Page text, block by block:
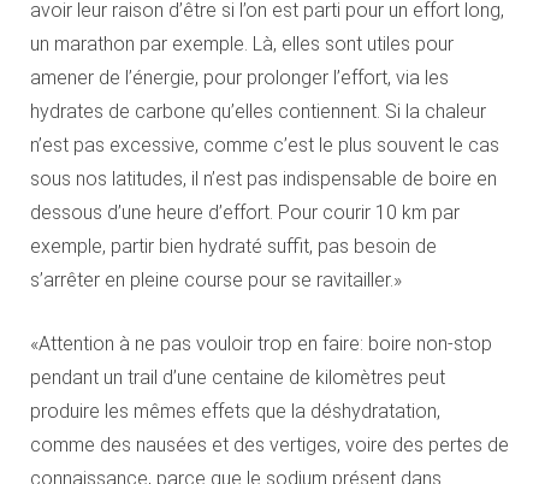
avoir leur raison d’être si l’on est parti pour un effort long,
un marathon par exemple. Là, elles sont utiles pour
amener de l’énergie, pour prolonger l’effort, via les
hydrates de carbone qu’elles contiennent. Si la chaleur
n’est pas excessive, comme c’est le plus souvent le cas
sous nos latitudes, il n’est pas indispensable de boire en
dessous d’une heure d’effort. Pour courir 10 km par
exemple, partir bien hydraté suffit, pas besoin de
s’arrêter en pleine course pour se ravitailler.»
«Attention à ne pas vouloir trop en faire: boire non-stop
pendant un trail d’une centaine de kilomètres peut
produire les mêmes effets que la déshydratation,
comme des nausées et des vertiges, voire des pertes de
connaissance, parce que le sodium présent dans